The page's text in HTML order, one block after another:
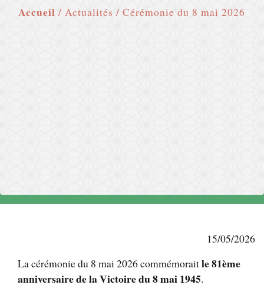
Accueil / Actualités / Cérémonie du 8 mai 2026
15/05/2026
La cérémonie du 8 mai 2026 commémoraitle 81ème
anniversaire de la Victoire du 8 mai 1945.